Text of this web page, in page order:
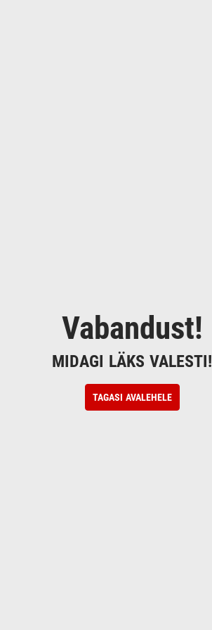
Vabandust!
MIDAGI LÄKS VALESTI!
TAGASI AVALEHELE